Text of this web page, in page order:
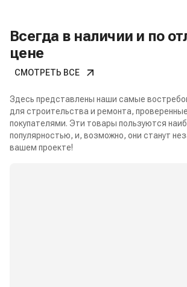
Всегда в наличии и по
цене
СМОТРЕТЬ ВСЕ
Здесь представлены наши самые
для строительства и ремонта,
покупателями. Эти товары пользуются
популярностью, и, возможно, они станут
вашем проекте!